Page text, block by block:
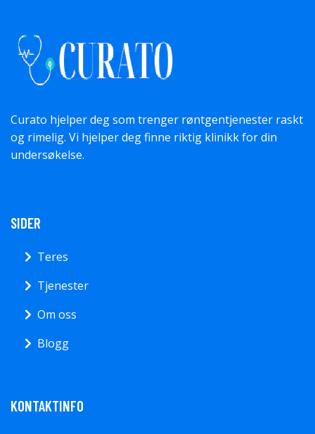
Curato hjelper deg som trenger røntgentjenester raskt
og rimelig. Vi hjelper deg finne riktig klinikk for din
undersøkelse.
SIDER
Teres
Tjenester
Om oss
Blogg
KONTAKTINFO